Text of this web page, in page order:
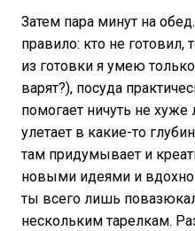
Затем пара минут на
правило: кто не готовил,
из готовки я умею
варят?), посуда
помогает ничуть не
улетает в какие-то
там придумывает и
новыми идеями и
ты всего лишь
нескольким тарелкам.